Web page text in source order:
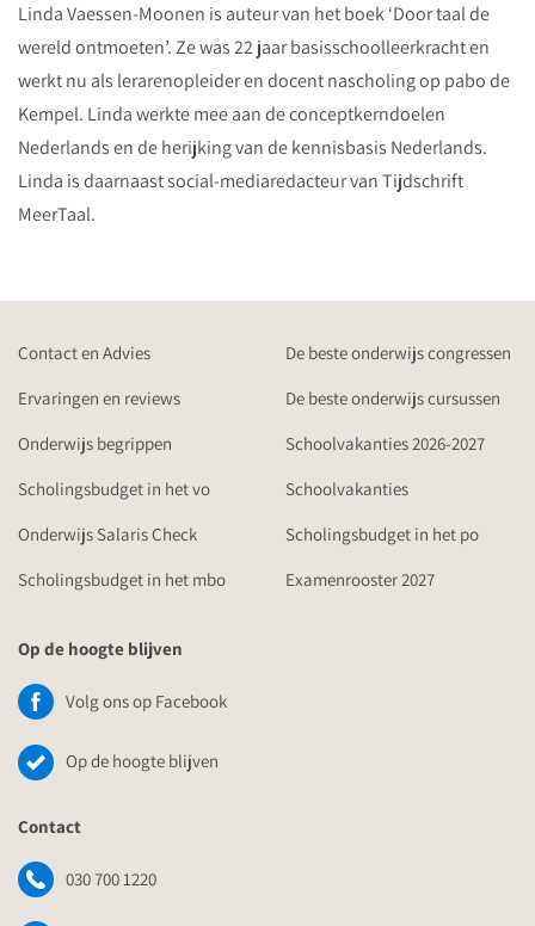
Linda Vaessen-Moonen is auteur van het boek ‘Door taal de
wereld ontmoeten’. Ze was 22 jaar basisschoolleerkracht en
werkt nu als lerarenopleider en docent nascholing op pabo de
Kempel. Linda werkte mee aan de conceptkerndoelen
Nederlands en de herijking van de kennisbasis Nederlands.
Linda is daarnaast social-mediaredacteur van Tijdschrift
MeerTaal.
Contact en Advies
De beste onderwijs congressen
Ervaringen en reviews
De beste onderwijs cursussen
Onderwijs begrippen
Schoolvakanties 2026-2027
Scholingsbudget in het vo
Schoolvakanties
Onderwijs Salaris Check
Scholingsbudget in het po
Scholingsbudget in het mbo
Examenrooster 2027
Op de hoogte blijven
Volg ons op Facebook
Op de hoogte blijven
Contact
030 700 1220